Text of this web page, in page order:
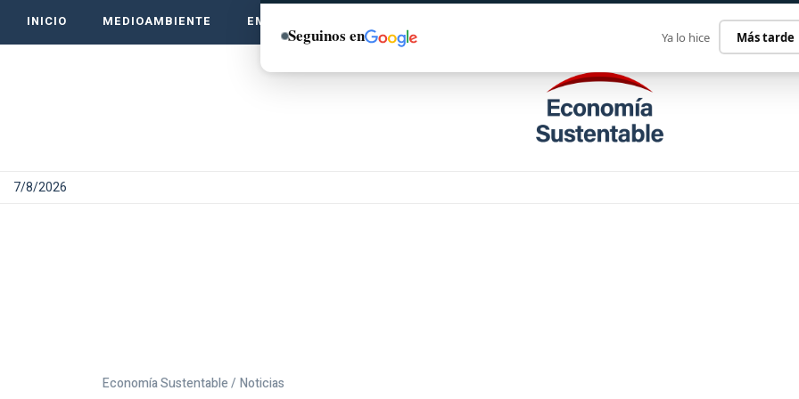
INICIO MEDIOAMBIENTE EMPRENDE VERDE
7/8/2026
Economía Sustentable / Noticias
Seguinos en Ya lo hice Más tarde